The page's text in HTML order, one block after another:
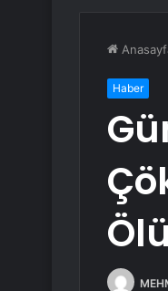
Haber